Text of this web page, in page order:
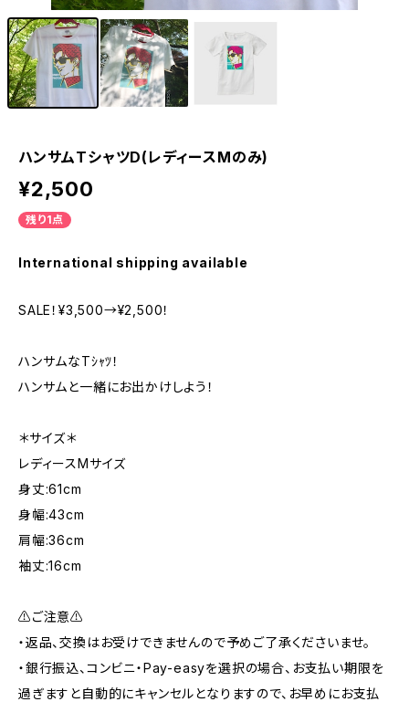
ハンサムTシャツD(レディースMのみ)
¥2,500
残り1点
International shipping available
SALE！¥3,500→¥2,500！
ハンサムなTｼｬﾂ！
ハンサムと一緒にお出かけしよう！
＊サイズ＊
レディースMサイズ
身丈:61cm
身幅:43cm
肩幅:36cm
袖丈:16cm
⚠︎ご注意⚠︎
・返品、交換はお受けできませんので予めご了承くださいませ。
・銀行振込、コンビニ・Pay-easyを選択の場合、お支払い期限を
過ぎますと自動的にキャンセルとなりますので、お早めにお支払